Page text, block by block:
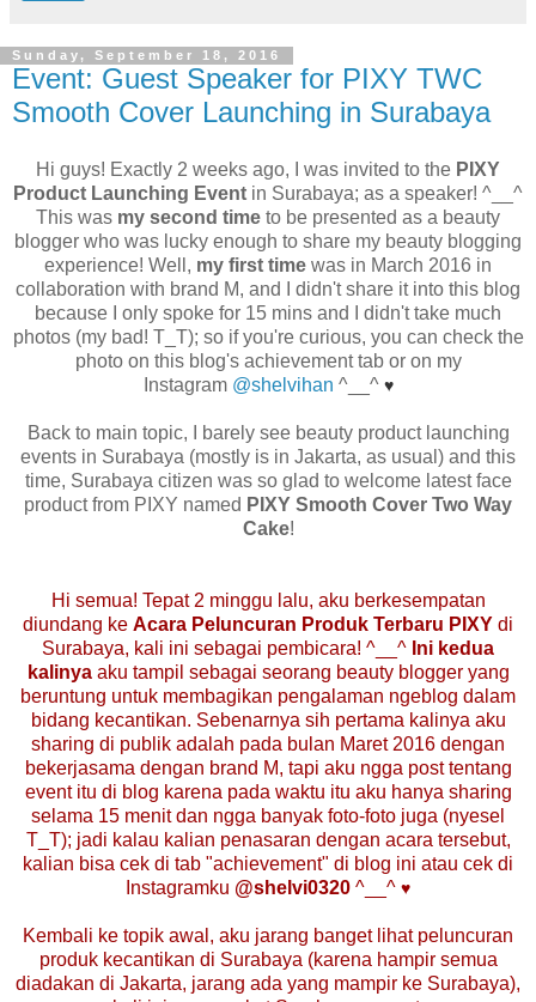
Sunday, September 18, 2016
Event: Guest Speaker for PIXY TWC
Smooth Cover Launching in Surabaya
Hi guys! Exactly 2 weeks ago, I was invited to the PIXY
Product Launching Event in Surabaya; as a speaker! ^__^
This was my second time to be presented as a beauty
blogger who was lucky enough to share my beauty blogging
experience! Well, my first time was in March 2016 in
collaboration with brand M, and I didn't share it into this blog
because I only spoke for 15 mins and I didn't take much
photos (my bad! T_T); so if you're curious, you can check the
photo on this blog's achievement tab or on my
Instagram @shelvihan ^__^ ♥
Back to main topic, I barely see beauty product launching
events in Surabaya (mostly is in Jakarta, as usual) and this
time, Surabaya citizen was so glad to welcome latest face
product from PIXY named PIXY Smooth Cover Two Way
Cake!
Hi semua! Tepat 2 minggu lalu, aku berkesempatan
diundang ke Acara Peluncuran Produk Terbaru PIXY di
Surabaya, kali ini sebagai pembicara! ^__^ Ini kedua
kalinyaaku tampil sebagai seorang beauty blogger yang
beruntung untuk membagikan pengalaman ngeblog dalam
bidang kecantikan. Sebenarnya sih pertama kalinya aku
sharing di publik adalah pada bulan Maret 2016 dengan
bekerjasama dengan brand M, tapi aku ngga post tentang
event itu di blog karena pada waktu itu aku hanya sharing
selama 15 menit dan ngga banyak foto-foto juga (nyesel
T_T); jadi kalau kalian penasaran dengan acara tersebut,
kalian bisa cek di tab "achievement" di blog ini atau cek di
Instagramku @shelvi0320 ^__^ ♥
Kembali ke topik awal, aku jarang banget lihat peluncuran
produk kecantikan di Surabaya (karena hampir semua
diadakan di Jakarta, jarang ada yang mampir ke Surabaya),